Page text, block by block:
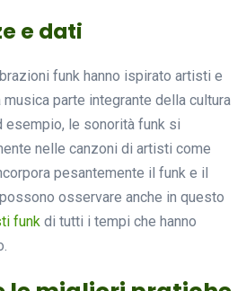
e dati
funk hanno ispirato artisti e
parte integrante della cultura
esempio, le sonorità funk si
nelle canzoni di artisti come
pesantemente il funk e il
osservare anche in questo
funk di tutti i tempi che hanno